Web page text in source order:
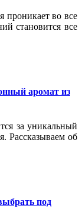
проникает во все
становится все
аромат из
за уникальный
Рассказываем об
под